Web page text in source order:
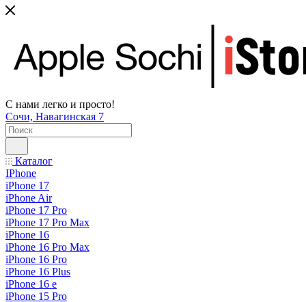
С нами легко и просто!
Сочи, Навагинская 7
Каталог
IPhone
iPhone 17
iPhone Air
iPhone 17 Pro
iPhone 17 Pro Max
iPhone 16
iPhone 16 Pro Max
iPhone 16 Pro
iPhone 16 Plus
iPhone 16 e
iPhone 15 Pro